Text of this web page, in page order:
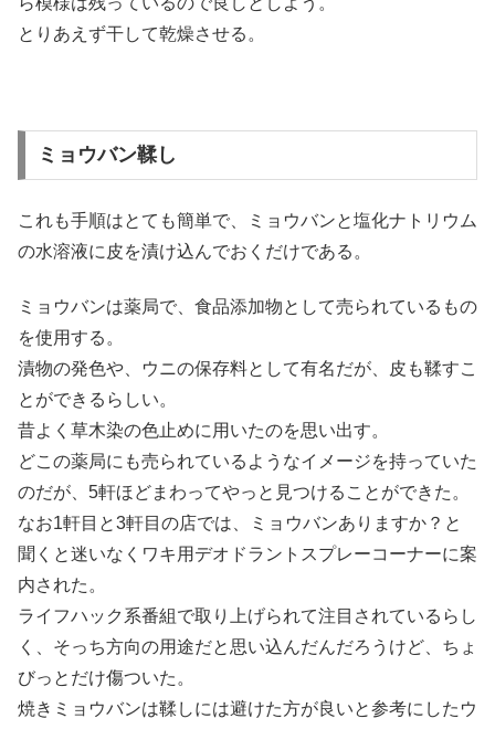
とりあえず干して乾燥させる。
ミョウバン鞣し
これも手順はとても簡単で、ミョウバンと塩化ナトリウム
の水溶液に皮を漬け込んでおくだけである。
ミョウバンは薬局で、食品添加物として売られているもの
を使用する。
漬物の発色や、ウニの保存料として有名だが、皮も鞣すこ
とができるらしい。
昔よく草木染の色止めに用いたのを思い出す。
どこの薬局にも売られているようなイメージを持っていた
のだが、5軒ほどまわってやっと見つけることができた。
なお1軒目と3軒目の店では、ミョウバンありますか？と
聞くと迷いなくワキ用デオドラントスプレーコーナーに案
内された。
ライフハック系番組で取り上げられて注目されているらし
く、そっち方向の用途だと思い込んだんだろうけど、ちょ
びっとだけ傷ついた。
焼きミョウバンは鞣しには避けた方が良いと参考にしたウ